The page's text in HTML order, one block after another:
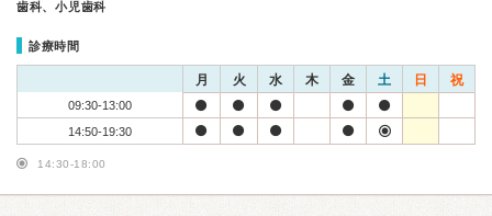
歯科、小児歯科
診療時間
月 火 水 木 金 土 日 祝
09:30-13:00
14:50-19:30
14:30-18:00